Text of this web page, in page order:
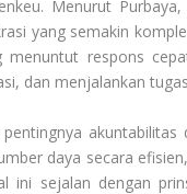
Menurut
yang semakin
menuntut respons
dan menjalankan
daya secara
ini sejalan dengan